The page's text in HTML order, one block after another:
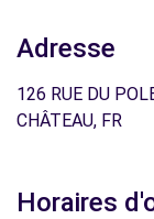
Adresse
126 RUE DU
CHÂTEAU, FR
Horaires